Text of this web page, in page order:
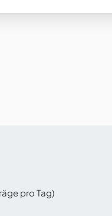
e
pro Tag)